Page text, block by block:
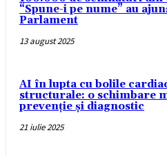
“Spune-i pe nume” au
Parlament
13 august 2025
AI în lupta cu bolile
structurale: o schimbare
prevenție și diagnostic
21 iulie 2025